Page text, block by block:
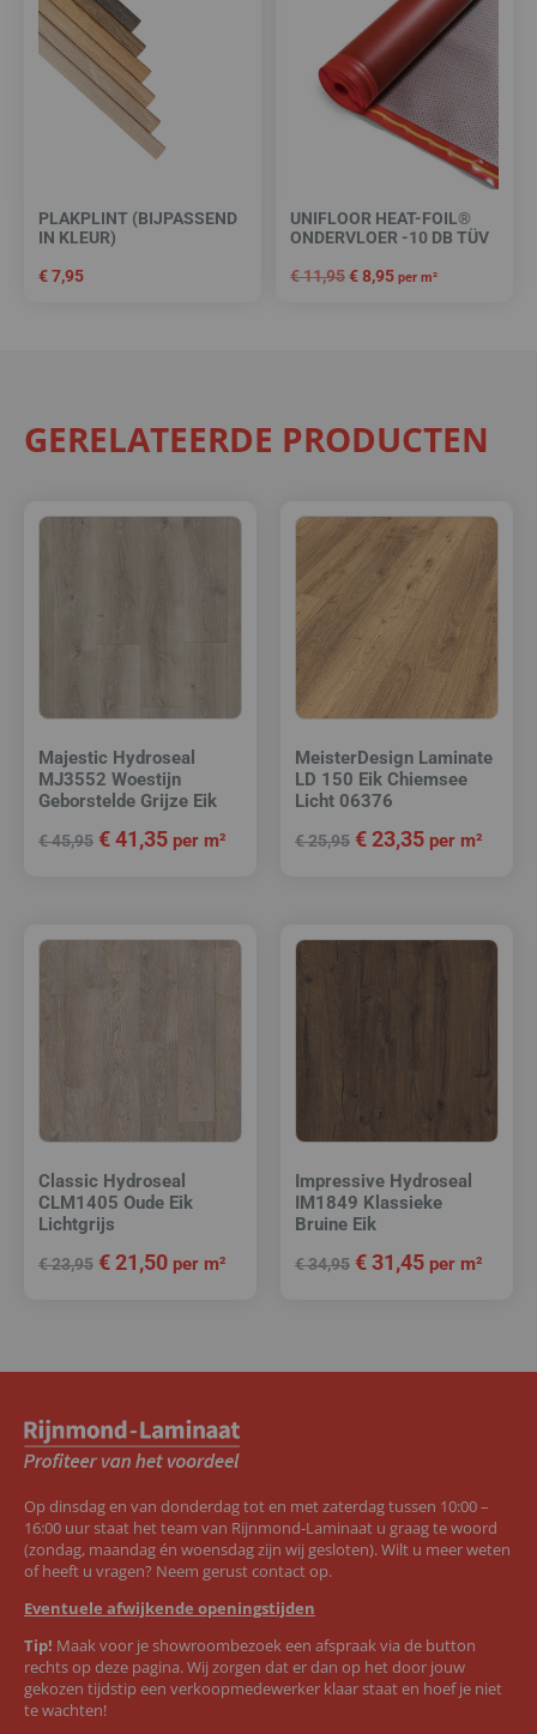
PLAKPLINT (BIJPASSEND
IN KLEUR)
€7,95
UNIFLOOR HEAT-FOIL®
ONDERVLOER -10 DB TÜV
€11,95€8,95 per m²
GERELATEERDE PRODUCTEN
Majestic Hydroseal
MJ3552 Woestijn
Geborstelde Grijze Eik
€45,95 €41,35 per m²
MeisterDesign Laminate
LD 150 Eik Chiemsee
Licht 06376
€25,95 €23,35 per m²
Classic Hydroseal
CLM1405 Oude Eik
Lichtgrijs
€23,95 €21,50 per m²
Impressive Hydroseal
IM1849 Klassieke
Bruine Eik
€34,95 €31,45 per m²
Op dinsdag en van donderdag tot en met zaterdag tussen 10:00 –
16:00 uur staat het team van Rijnmond-Laminaat u graag te woord
(zondag, maandag én woensdag zijn wij gesloten). Wilt u meer weten
of heeft u vragen? Neem gerust contact op.
Eventuele afwijkende openingstijden
Tip! Maak voor je showroombezoek een afspraak via de button
rechts op deze pagina. Wij zorgen dat er dan op het door jouw
gekozen tijdstip een verkoopmedewerker klaar staat en hoef je niet
te wachten!